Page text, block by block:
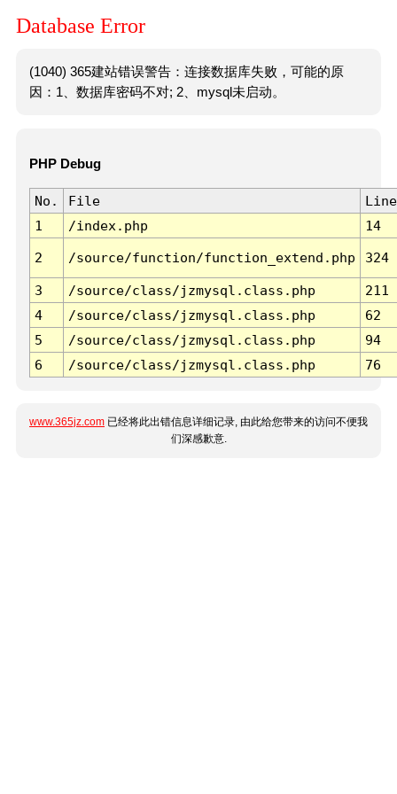
Database Error
(1040) 365建站错误警告：连接数据库失败，可能的原
因：1、数据库密码不对; 2、mysql未启动。
PHP Debug
No. File
Line
1
/index.php 14
2 /source/function/function_extend.php 324
3 /source/class/jzmysql.class.php
211
4
/source/class/jzmysql.class.php
62
5
/source/class/jzmysql.class.php
94
6
/source/class/jzmysql.class.php 76
www.365jz.com 已经将此出错信息详细记录, 由此给您带来的访问不便我
们深感歉意.